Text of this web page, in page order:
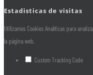
Estadisticas de visitas
Utilizamos Cookies Analíticas para
la página web.
Custom Tracking Code